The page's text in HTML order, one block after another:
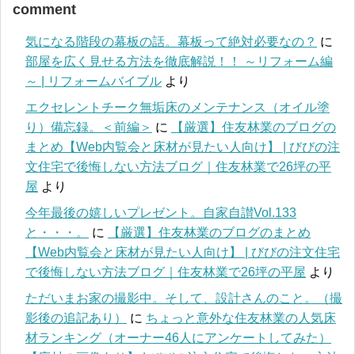
comment
気になる階段の幕板の話。幕板って絶対必要なの？ に
部屋を広く見せる方法を徹底解説！！ ～リフォーム編
～ | リフォームバイブル より
エクセレントチーク無垢床のメンテナンス（オイル塗
り）備忘録。＜前編＞ に
【厳選】住友林業のブログの
まとめ【Web内覧会と床材が見たい人向け】 | びびの注
文住宅で後悔しない方法ブログ｜住友林業で26坪の平
屋 より
今年最後の嬉しいプレゼント。自家自讃Vol.133
と・・・。
に
【厳選】住友林業のブログのまとめ
【Web内覧会と床材が見たい人向け】 | びびの注文住宅
で後悔しない方法ブログ｜住友林業で26坪の平屋 より
ただいまお家の撮影中。そして、設計さんのこと。（撮
影後の追記あり）
に ちょっと意外な住友林業の人気床
材ランキング（オーナー46人にアンケートしてみた）